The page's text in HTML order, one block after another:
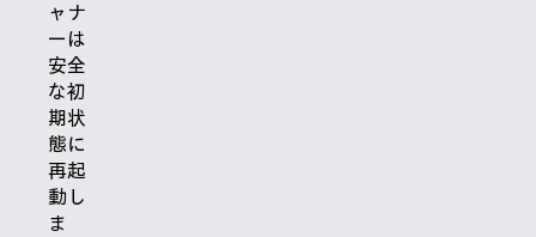
ャナ
ーは
安全
な初
期状
態に
再起
動し
ま